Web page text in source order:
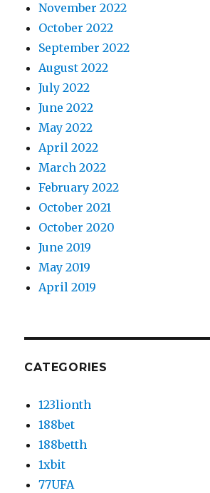
November 2022
October 2022
September 2022
August 2022
July 2022
June 2022
May 2022
April 2022
March 2022
February 2022
October 2021
October 2020
June 2019
May 2019
April 2019
CATEGORIES
123lionth
188bet
188betth
1xbit
77UFA